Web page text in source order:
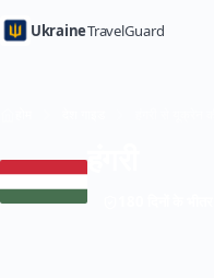
UkraineTravelGuard